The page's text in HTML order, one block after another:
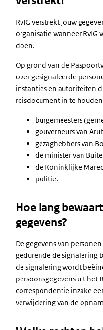
RvIG verstrekt jouw
organisatie wanneer RvIG
doen.
Op grond van de
over gesignaleerde
instanties en autoriteiten
reisdocument in te
burgemeesters
gouverneurs van
gezaghebbers van
de minister van
de Koninklijke
politie.
Hoe lang
gegevens?
De gegevens van
gedurende de signalering
de signalering wordt
persoonsgegevens uit het
correspondentie inzake
verwijdering van de